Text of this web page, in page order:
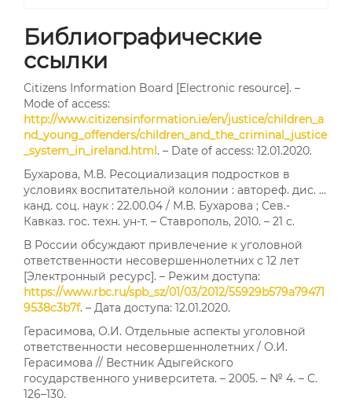
Библиографические
ссылки
Citizens Information Board [Electronic resource]. –
Mode of access:
http://www.citizensinformation.ie/en/justice/children_a
nd_young_offenders/children_and_the_criminal_justice
_system_in_ireland.html. – Date of access: 12.01.2020.
Бухарова, М.В. Ресоциализация подростков в
условиях воспитательной колонии : автореф. дис. …
канд. соц. наук : 22.00.04 / М.В. Бухарова ; Сев.-
Кавказ. гос. техн. ун-т. – Ставрополь, 2010. – 21 с.
В России обсуждают привлечение к уголовной
ответственности несовершеннолетних с 12 лет
[Электронный ресурс]. – Режим доступа:
https://www.rbc.ru/spb_sz/01/03/2012/55929b579a79471
9538c3b7f. – Дата доступа: 12.01.2020.
Герасимова, О.И. Отдельные аспекты уголовной
ответственности несовершеннолетних / О.И.
Герасимова // Вестник Адыгейского
государственного университета. – 2005. – № 4. – С.
126–130.